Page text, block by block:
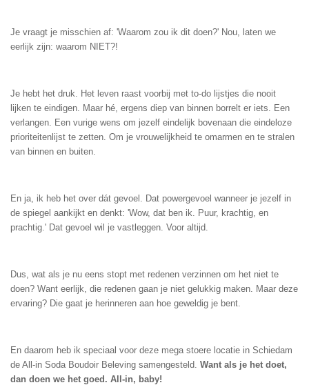
Je vraagt je misschien af: 'Waarom zou ik dit doen?' Nou, laten we
eerlijk zijn: waarom NIET?!
Je hebt het druk. Het leven raast voorbij met to-do lijstjes die nooit
lijken te eindigen. Maar hé, ergens diep van binnen borrelt er iets. Een
verlangen. Een vurige wens om jezelf eindelijk bovenaan die eindeloze
prioriteitenlijst te zetten. Om je vrouwelijkheid te omarmen en te stralen
van binnen en buiten.
En ja, ik heb het over dát gevoel. Dat powergevoel wanneer je jezelf in
de spiegel aankijkt en denkt: 'Wow, dat ben ik. Puur, krachtig, en
prachtig.' Dat gevoel wil je vastleggen. Voor altijd.
Dus, wat als je nu eens stopt met redenen verzinnen om het niet te
doen? Want eerlijk, die redenen gaan je niet gelukkig maken. Maar deze
ervaring? Die gaat je herinneren aan hoe geweldig je bent.
En daarom heb ik speciaal voor deze mega stoere locatie in Schiedam
de All-in Soda Boudoir Beleving samengesteld. Want als je het doet,
dan doen we het goed. All-in, baby!